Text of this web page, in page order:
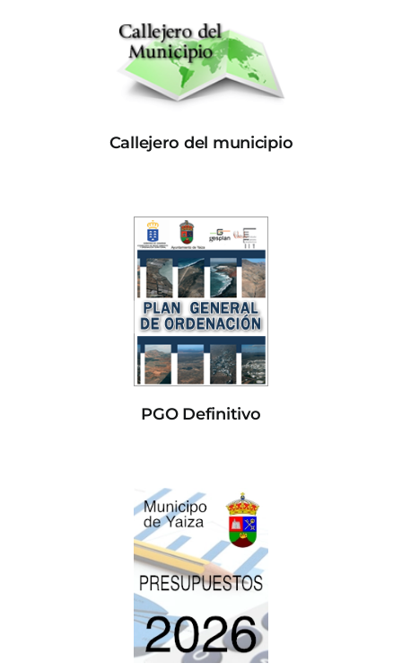
Callejero del municipio
PGO Definitivo